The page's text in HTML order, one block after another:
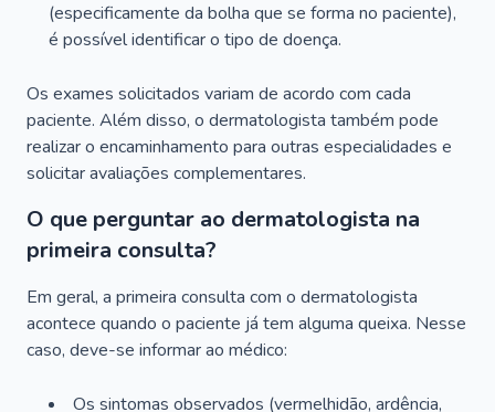
(especificamente da bolha que se forma no paciente),
é possível identificar o tipo de doença.
Os exames solicitados variam de acordo com cada
paciente. Além disso, o dermatologista também pode
realizar o encaminhamento para outras especialidades e
solicitar avaliações complementares.
O que perguntar ao dermatologista na
primeira consulta?
Em geral, a primeira consulta com o dermatologista
acontece quando o paciente já tem alguma queixa. Nesse
caso, deve-se informar ao médico:
Os sintomas observados (vermelhidão, ardência,